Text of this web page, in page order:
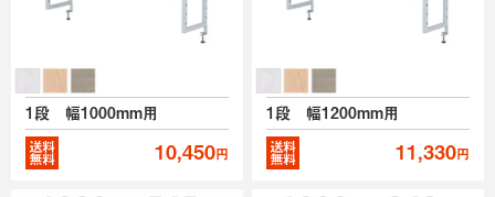
1段 幅1000mm用
10,450円
1段 幅1200mm用
11,330円